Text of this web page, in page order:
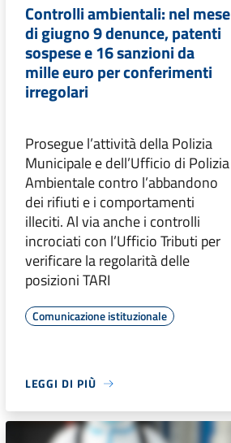
Controlli ambientali: nel mese
di giugno 9 denunce, patenti
sospese e 16 sanzioni da
mille euro per conferimenti
irregolari
Prosegue l’attività della Polizia
Municipale e dell’Ufficio di Polizia
Ambientale contro l’abbandono
dei rifiuti e i comportamenti
illeciti. Al via anche i controlli
incrociati con l’Ufficio Tributi per
verificare la regolarità delle
posizioni TARI
Comunicazione istituzionale
LEGGI DI PIÙ